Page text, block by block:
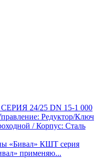
24/25 DN 15-1 000
Редуктор/Ключ
/ Корпус: Сталь
«Бивал» КШТ серия
применяю...